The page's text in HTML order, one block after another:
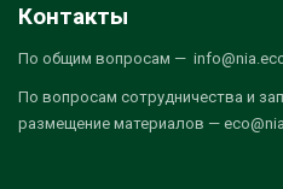
Контакты
По общим вопросам —
По вопросам сотрудничества и
размещение материалов —